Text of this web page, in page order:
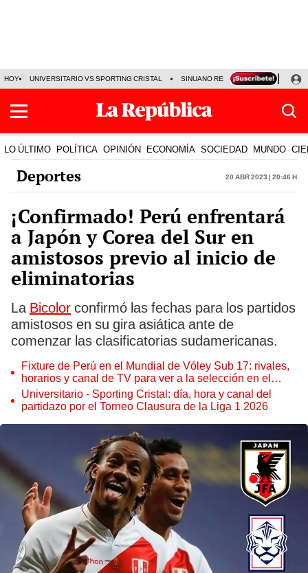
HOY UNIVERSITARIO VS SPORTING CRISTAL SINUANO RESULTADOS HOY
LO ÚLTIMO POLÍTICA OPINIÓN ECONOMÍA SOCIEDAD MUNDO
Deportes 20 Abr 2023 | 20:46 h
¡Confirmado! Perú enfrentará
a Japón y Corea del Sur en
amistosos previo al inicio de
eliminatorias
La Bicolor confirmó las fechas para los partidos
amistosos en su gira asiática ante de
comenzar las clasificatorias sudamericanas.
Fixture de Perú en el Mundial de Vóley Sub 17: rivales,
horarios y canal de TV para ver a la selección en el
torneo
Universitario - Sporting Cristal: día, hora y canal del
partidazo por el Torneo Clausura de la Liga 1 2026